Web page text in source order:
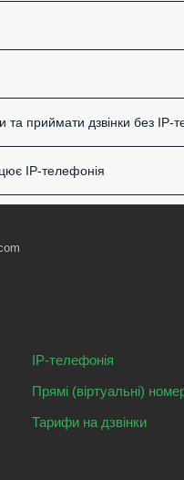
та приймати дзвінки без IP-
IP-телефонія
IP-телефонія
Прямі (віртуальні)
Тарифи на дзвінки